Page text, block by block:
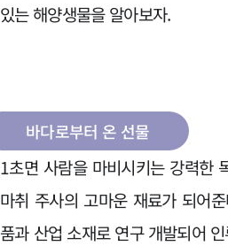
있는 해양생물을 알아보자.
바다로부터 온 선물
1초면 사람을 마비시키는 강력한
마취 주사의 고마운 재료가 되어
품과 산업 소재로 연구 개발되어